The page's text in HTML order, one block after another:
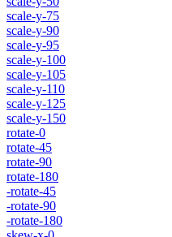
scale-y-75
scale-y-90
scale-y-95
scale-y-100
scale-y-105
scale-y-110
scale-y-125
scale-y-150
rotate-0
rotate-45
rotate-90
rotate-180
-rotate-45
-rotate-90
-rotate-180